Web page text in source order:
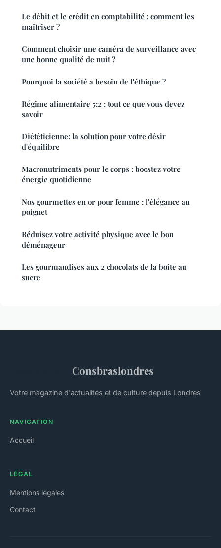
Le débit et le crédit en comptabilité : comment les
maîtriser ?
Comment choisir une caméra de surveillance avec
une bonne qualité de nuit ?
Pourquoi la société a besoin de l'éthique ?
Régime alimentaire 5:2 : tout ce que vous devez
savoir
Diététicienne: la solution pour votre désir
d'équilibre
Macronutriments pour le corps : boostez votre
énergie quotidienne
Nos gourmettes en or pour femme : l'élégance au
poignet
Réduisez votre activité physique avec le bon
déménageur
Les gourmandises aux 2 chocolats de la boite au
sucre
Consbraslondres
Votre magazine d'actualités et de culture depuis Londres
NAVIGATION
Accueil
LÉGAL
Mentions légales
Contact